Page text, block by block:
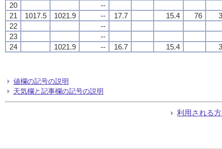
20
--
21
1017.5 1021.9 -- 17.7 15.4 76
22
--
23
--
24
1021.9 -- 16.7 15.4
値欄の記号の説明
天気欄と記事欄の記号の説明
利用される